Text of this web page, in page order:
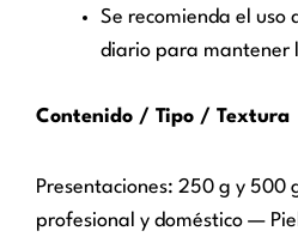
Se recomienda el uso
diario para mantener
Contenido / Tipo / Textura
Presentaciones: 250 g y
profesional y doméstico —